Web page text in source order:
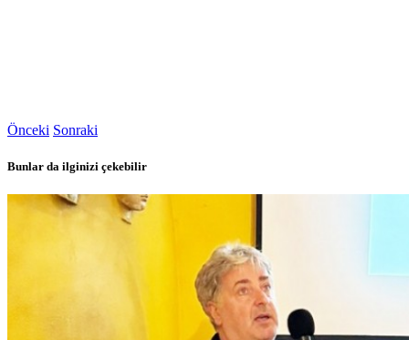
Önceki Sonraki
Bunlar da ilginizi çekebilir